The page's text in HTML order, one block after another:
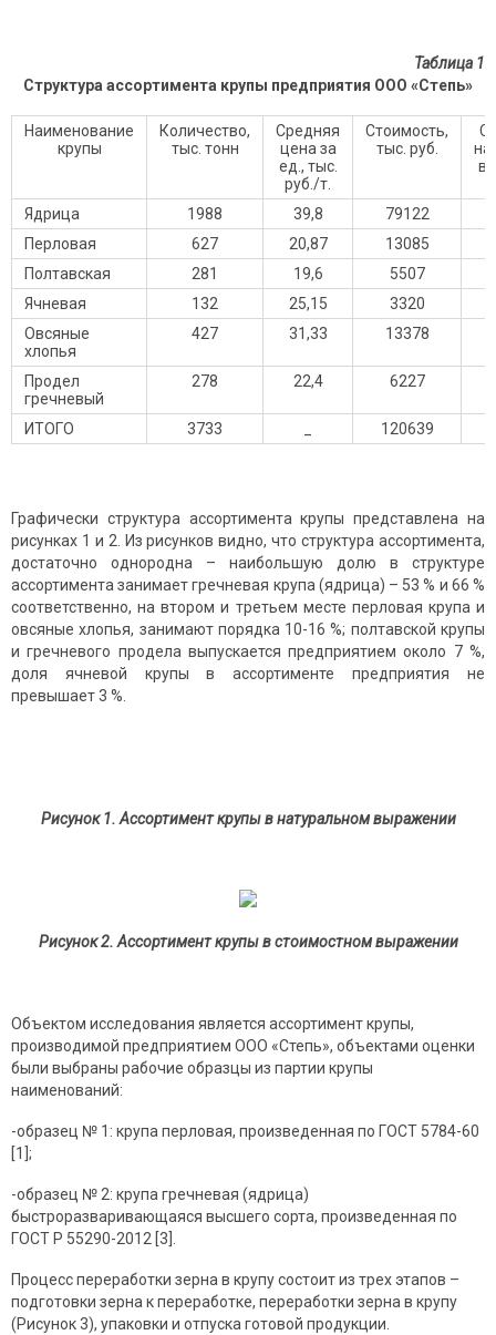
Таблица 1
Структура ассортимента крупы предприятия ООО «Степь»
Наименование
крупы
Количество,
тыс. тонн
Средняя
цена за
ед., тыс.
руб./т.
Стоимость,
тыс. руб.
Ядрица 1988 39,8
79122
Перловая
627 20,87
13085
Полтавская
281 19,6
5507
Ячневая
132 25,15
3320
Овсяные
хлопья
427 31,33 13378
Продел
гречневый
278 22,4 6227
ИТОГО 3733 120639
Графически структура ассортимента крупы представлена на
рисунках 1 и 2. Из рисунков видно, что структура ассортимента,
достаточно однородна – наибольшую долю в структуре
ассортимента занимает гречневая крупа (ядрица) – 53 % и 66 %
соответственно, на втором и третьем месте перловая крупа и
овсяные хлопья, занимают порядка 10-16 %; полтавской крупы
и гречневого продела выпускается предприятием около 7 %,
доля ячневой крупы в ассортименте предприятия не
превышает 3 %.
Рисунок 1. Ассортимент крупы в натуральном выражении
Рисунок 2. Ассортимент крупы в стоимостном выражении
Объектом исследования является ассортимент крупы,
производимой предприятием ООО «Степь», объектами оценки
были выбраны рабочие образцы из партии крупы
наименований:
-образец № 1: крупа перловая, произведенная по ГОСТ 5784-60
[1];
-образец № 2: крупа гречневая (ядрица)
быстроразваривающаяся высшего сорта, произведенная по
ГОСТ Р 55290-2012 [3].
Процесс переработки зерна в крупу состоит из трех этапов –
подготовки зерна к переработке, переработки зерна в крупу
(Рисунок 3), упаковки и отпуска готовой продукции.